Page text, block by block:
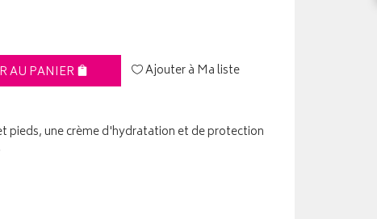
AU PANIER Ajouter à Ma liste
pieds, une crème d'hydratation et de protection